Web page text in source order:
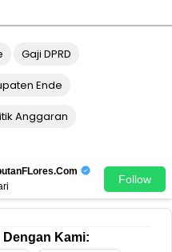
Gaji DPRD
Ende
Anggaran
Follow
Kami: